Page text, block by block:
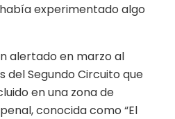
experimentado algo
alertado en marzo al
del Segundo Circuito que
en una zona de
conocida como “El